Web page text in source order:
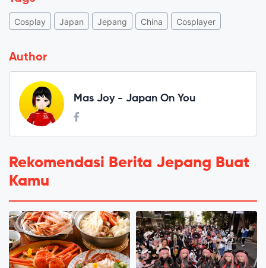
Cosplay Japan Jepang China Cosplayer
Author
Mas Joy - Japan On You
Rekomendasi Berita Jepang Buat
Kamu